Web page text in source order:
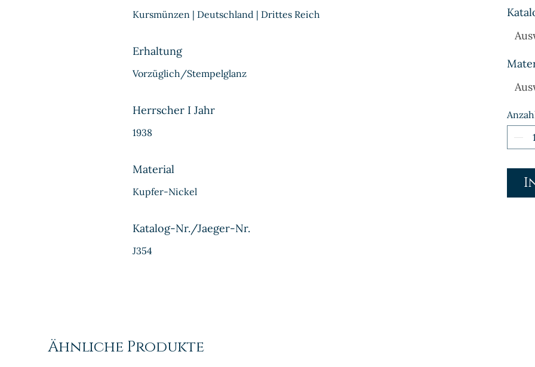
Kursmünzen | Deutschland | Drittes Reich
Erhaltung
Vorzüglich/Stempelglanz
Herrscher I Jahr
1938
Material
Kupfer-Nickel
Katalog-Nr./Jaeger-Nr.
J354
Ähnliche Produkte